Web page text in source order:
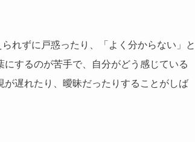
れずに戸惑ったり、「よく分からない」と
するのが苦手で、自分がどう感じている
遅れたり、曖昧だったりすることがしば